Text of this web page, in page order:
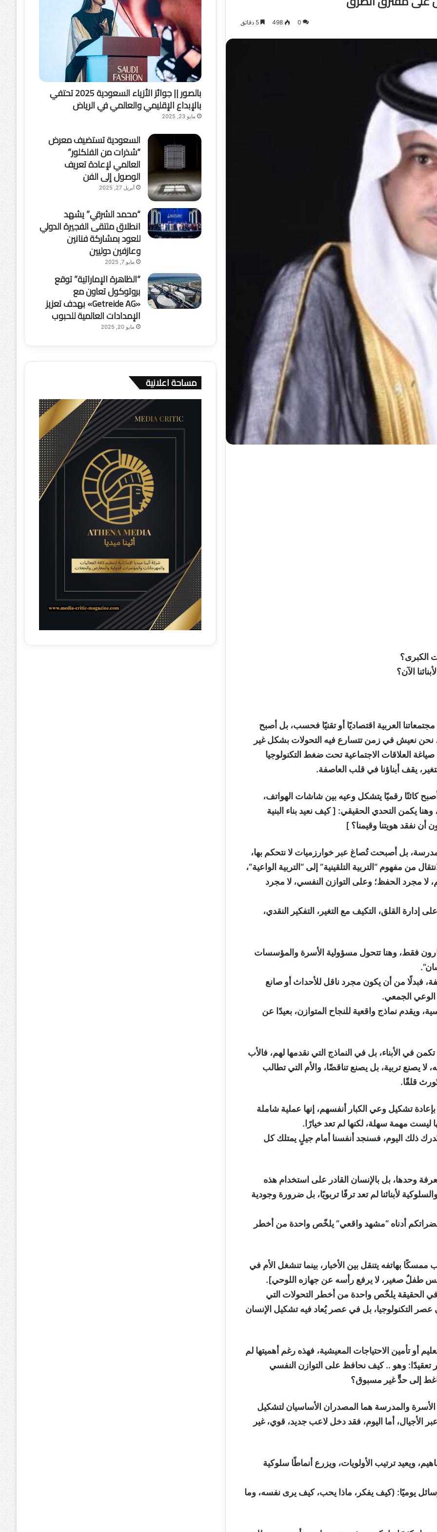
0
498
الكبرى؟
الآن؟
العربية اقتصاديًا أو تقنيًا فحسب، بل أصبح
نحن نعيش في زمن تتسارع فيه التحولات بشكل غير
العلاقات الاجتماعية تحت ضغط التكنولوجيا
يقف أبناؤنا في قلب العاصفة.
كائنًا رقميًا يتشكل وعيه بين شاشات الهواتف،
يكمن التحدي الحقيقي: [ كيف نعيد بناء البنية
أن نفقد هويتنا وقيمنا؟ ]
بل أصبحت تُصاغ عبر خوارزميات لا نتحكم بها،
من مفهوم “التربية التلقينية” إلى “التربية الواعية”،
لا مجرد الحفظ؛ وعلى التوازن النفسي، لا مجرد
إدارة القلق، التكيف مع التغير، التفكير النقدي،
فقط، وهنا تتحول مسؤولية الأسرة والمؤسسات
فبدلًا من أن يكون مجرد ناقل للأحداث أو صانع
الجمعي.
ويقدم نماذج واقعية للنجاح المتوازن، بعيدًا عن
في الأبناء، بل في النماذج التي نقدمها لهم، فالأب
يصنع تربية، بل يصنع تناقضًا، والأم التي تطالب
قلقًا.
بإعادة تشكيل وعي الكبار أنفسهم، إنها عملية شاملة
ليست مهمة سهلة، لكنها لم تعد خيارًا.
نُدرك ذلك اليوم، فسنجد أنفسنا أمام جيلٍ يمتلك كل
وحدها، بل بالإنسان القادر على استخدام هذه
لأبنائنا لم تعد ترفًا تربويًا، بل ضرورة وجودية
أدناه “مشهد واقعي” يلخّص واحدة من أخطر
بهاتفه يتنقل بين الأخبار، بينما تنشغل الأم في
طفلٌ صغير، لا يرفع رأسه عن جهازه اللوحي].
في الحقيقة يلخّص واحدة من أخطر التحولات التي
التكنولوجيا، بل في عصر يُعاد فيه تشكيل الإنسان
أو تأمين الاحتياجات المعيشية، فهذه رغم أهميتها لم
تعقيدًا: وهو .. كيف نحافظ على التوازن النفسي
إلى حدٍّ غير مسبوق؟
والمدرسة هما المصدران الأساسيان لتشكيل
أما اليوم، فقد دخل لاعب جديد، قوي، غير
ويعيد ترتيب الأولويات، ويزرع أنماطًا سلوكية
يوميًا: (كيف يفكر، ماذا يحب، كيف يرى نفسه، وما
بالصور || جوائز الأزياء السعودية 2025 تحتفي
بالإبداع الإقليمي والعالمي في الرياض
مايو 23, 2025
السعودية تستضيف معرض
“شذرات من الفلكلور”
العالمي لإعادة تعريف
الوصول إلى الفن
أبريل 27, 2025
“محمد الشرقي” يشهد
انطلاق ملتقى الفجيرة الدولي
للعود بمشاركة فنانين
وعازفين دوليين
مايو 7, 2025
“الظاهرة الإماراتية” توقع
بروتوكول تعاون مع
«Getreide AG» بهدف تعزيز
الإمدادات العالمية للحبوب
مايو 20, 2025
مساحة اعلانية